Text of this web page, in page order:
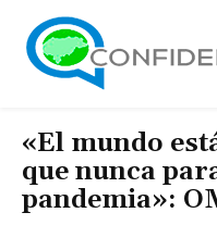
«El mundo
que nunca
pandemia»: